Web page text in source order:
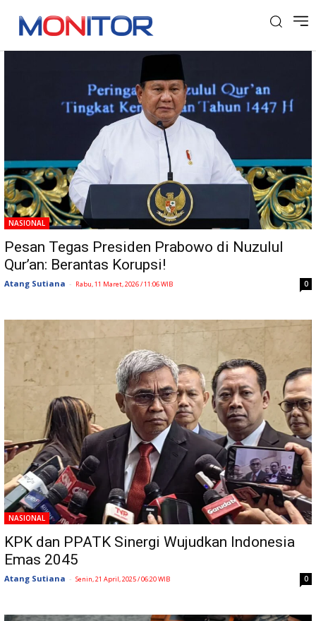
Tag: Pemberantasan Korupsi
NASIONAL
Pesan Tegas Presiden Prabowo di Nuzulul
Qur’an: Berantas Korupsi!
Atang Sutiana - Rabu, 11 Maret, 2026 / 11:06 WIB 0
NASIONAL
KPK dan PPATK Sinergi Wujudkan Indonesia
Emas 2045
Atang Sutiana - Senin, 21 April, 2025 / 06:20 WIB 0